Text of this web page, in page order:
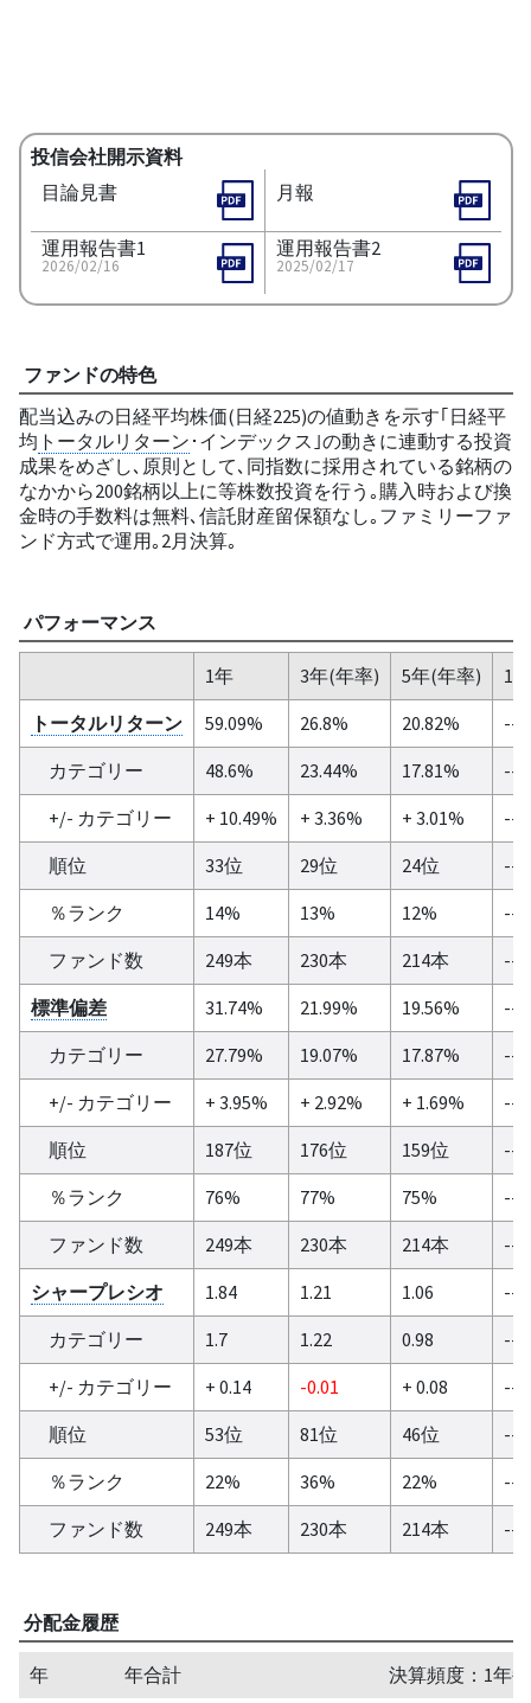
投信会社開示資料
目論見書
月報
運用報告書1
2026/02/16
運用報告書2
2025/02/17
ファンドの特色
配当込みの日経平均株価(日経225)の値動きを示す｢日経平
均 トータルリターン ･インデックス｣の動きに連動する投資
成果をめざし､原則として､同指数に採用されている銘柄の
なかから200銘柄以上に等株数投資を行う｡購入時および換
金時の手数料は無料､信託財産留保額なし｡ファミリーファ
ンド方式で運用｡2月決算｡
パフォーマンス
1年 3年(年率) 5年(年率)
10
トータルリターン
59.09% 26.8% 20.82%
--
カテゴリー
48.6% 23.44% 17.81%
--
+/- カテゴリー
+ 10.49% + 3.36% + 3.01%
--
順位
33位 29位 24位
--
％ランク
14% 13% 12%
--
ファンド数
249本 230本 214本
--
標準偏差
31.74% 21.99% 19.56%
--
カテゴリー
27.79% 19.07% 17.87%
--
+/- カテゴリー
+ 3.95% + 2.92% + 1.69%
--
順位
187位 176位 159位
--
％ランク
76% 77% 75%
--
ファンド数
249本 230本 214本
--
シャープレシオ
1.84 1.21 1.06
--
カテゴリー
1.7 1.22 0.98
--
+/- カテゴリー
+ 0.14 -0.01 + 0.08
--
順位
53位 81位 46位
--
％ランク
22% 36% 22%
--
ファンド数
249本 230本 214本 --
分配金履歴
年 年合計
決算頻度：1年